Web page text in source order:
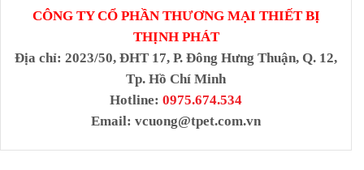
CÔNG TY CỔ PHẦN THƯƠNG MẠI THIẾT BỊ
THỊNH PHÁT
Địa chỉ: 2023/50, ĐHT 17, P. Đông Hưng Thuận, Q. 12,
Tp. Hồ Chí Minh
Hotline: 0975.674.534
Email: vcuong@tpet.com.vn